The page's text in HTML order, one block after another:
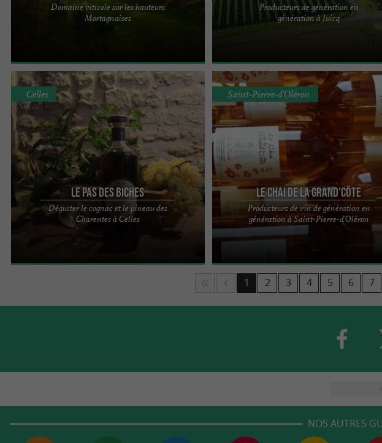
Domaine viticole sur les hauteurs
Mortagnaises
Notre domaine viticole est situé sur les hauteurs
Mortagnaises. Il se situe au nord du bourg de ...
Producteurs de génération en
génération à Juicq
Depuis plus d'un siècle, notre exploitation
familiale située au cœur de la Charente-
Le Pas des Biches
Déguster le cognac et le pineau des
Charentes à Celles
Celles
Lors de votre séjour au Camping du Pas des
Biches, nous vous ferons découvrir et vivre la
Le Chai de la Grand'Côte
Producteurs de vin de génération en
génération à Saint-Pierre-d'Oléron
Saint-Pierre-d'Oléron
LE CHAI DE LA GRAND CÔTE – SAINT-PIERRE-
D’OLÉRON – ÎLE D’OLÉRON, À PROXIMITÉ DU
DE LA COTINIÈRE ...
1 2 3 4 5 6 7
NOS AUTRES